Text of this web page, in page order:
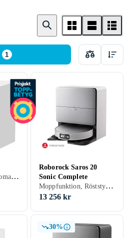
1
Moppfunktion, Automatisk dockning, Anpassad för husdjur, Display, Appstyrning, Dockningsstation, 145 min, Hårda golv, Mattor, Kakel, Linoleum, Laminat, Parkett, Trä, Vinyl, 55 dB, Självtömmande
Roborock Saros 20
Sonic Complete
Moppfunktion, Röststyrning, Schemaläggning, Trappsensor, Automatisk dockning, Virtuella väggar, Anpassad för husdjur, Appstyrning, Stöder kantrengöring, Brusreducering / Tyst läge, Automatisk mopptorkning, Dockningsstation, 180 min, Hårda golv, Mattor, Kakel, Laminat, Parkett, Trä, Vinyl, 67 dB, Självtömmande
13 256 kr
30%